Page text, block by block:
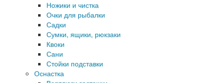
Ножики и чистка
Очки для рыбалки
Садки
Сумки, ящики, рюкзаки
Квоки
Сани
Стойки подставки
Оснастка